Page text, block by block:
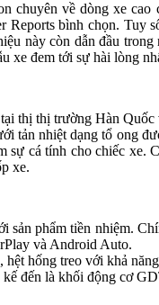
về dòng xe
bình chọn. Tuy
này còn dẫn đầu
xe đem tới sự hài lòng
tại thị thị trường Hàn Quốc
tản nhiệt dạng tổ ong
cá tính cho chiếc
xe.
phẩm tiền nhiệm.
và Android Auto.
hống treo với khả
đến là khối động cơ